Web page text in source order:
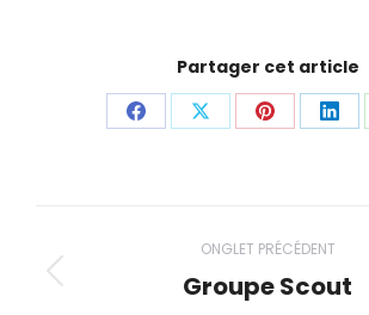
Partager cet article
PartagerPartagerPartager
Navigation
de
ONGLET PRÉCÉDENT
Onglet
Groupe Scout